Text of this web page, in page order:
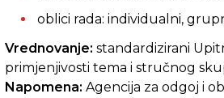
oblici rada: individualni,
Vrednovanje: standardizirani
primjenjivosti tema i stručnog
Napomena: Agencija za odgoj i